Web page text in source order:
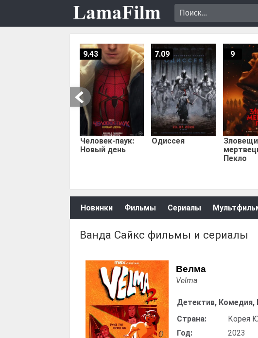
Человек-паук:
Новый день
9.43
Одиссея
7.09
Пекло
9
Новинки Фильмы Сериалы
Ванда Сайкс фильмы и сериалы
Велма
Velma
Детектив, Комедия,
Страна:
Корея
Год:
2023